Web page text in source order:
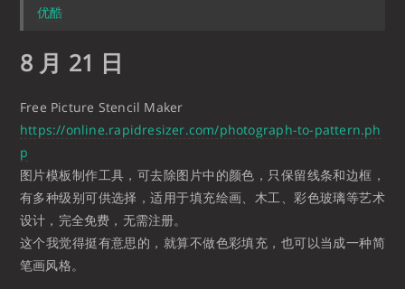
优酷
8 月 21 日
Free Picture Stencil Maker
https://online.rapidresizer.com/photograph-to-pattern.ph
p
图片模板制作工具，可去除图片中的颜色，只保留线条和边框，
有多种级别可供选择，适用于填充绘画、木工、彩色玻璃等艺术
设计，完全免费，无需注册。
这个我觉得挺有意思的，就算不做色彩填充，也可以当成一种简
笔画风格。